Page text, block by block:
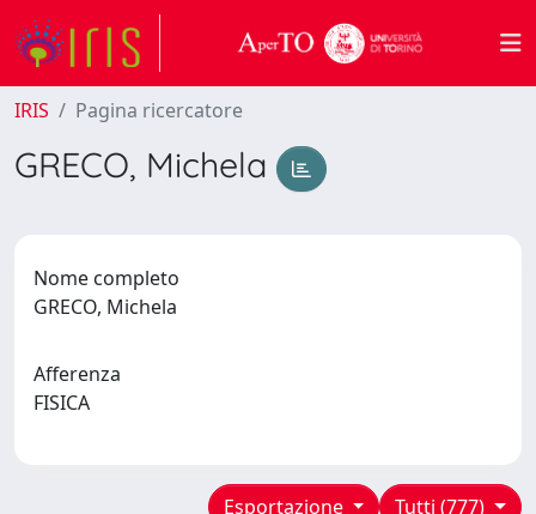
IRIS Pagina ricercatore
GRECO, Michela
Nome completo
GRECO, Michela
Afferenza
FISICA
Tutti (777)
Esportazione